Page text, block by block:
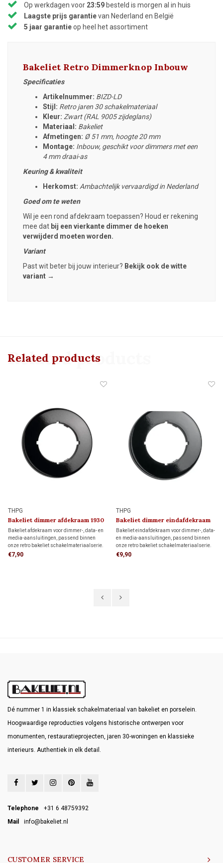
Op werkdagen voor 23:59 besteld is morgen al in huis
Laagste prijs garantievan Nederland en België
5 jaar garantieop heel het assortiment
Bakeliet Retro Dimmerknop Inbouw
Specificaties
Artikelnummer: BIZD-LD
Stijl: Retro jaren 30 schakelmateriaal
Kleur: Zwart (RAL 9005 zijdeglans)
Materiaal: Bakeliet
Afmetingen: Ø 51 mm, hoogte 20 mm
Montage: Inbouw, geschikt voor dimmers met een
4 mm draai-as
Keuring & kwaliteit
Herkomst: Ambachtelijk vervaardigd in Nederland
Goed om te weten
Wil je een rond afdekraam toepassen? Houd er rekening
mee dat bij een vierkante dimmer de hoeken
verwijderd moeten worden.
Variant
Past wit beter bij jouw interieur? Bekijk ook de witte
variant →
Related products
Related products
THPG
Bakeliet dimmer afdekraam 1930
Bakeliet afdekraam voor dimmer-, data- en
media-aansluitingen, passend binnen
onze retro bakeliet schakelmateriaalserie.
Uitgevoerd in zwart voor een authentieke
€7,90
THPG
Bakeliet dimmer eindafdekraam
1930
Bakeliet eindafdekraam voor dimmer-, data-
en media-aansluitingen, passend binnen
onze retro bakeliet schakelmateriaalserie.
Twee eindafdekramen vormen samen een
€9,90
Dé nummer 1 in klassiek schakelmateriaal van bakeliet en porselein.
Hoogwaardige reproducties volgens historische ontwerpen voor
monumenten, restauratieprojecten, jaren 30-woningen en klassieke
interieurs. Authentiek in elk detail.
Telephone
+31 6 48759392
Mail
info@bakeliet.nl
CUSTOMER SERVICE